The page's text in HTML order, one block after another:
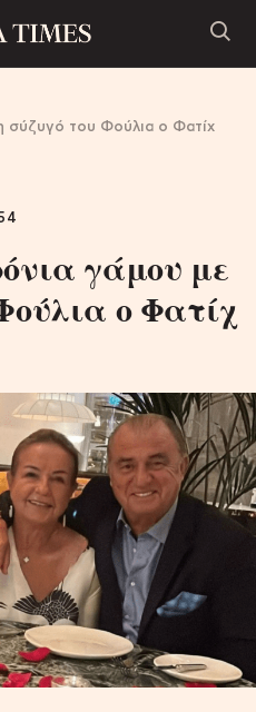
σύζυγό του Φούλια ο Φατίχ
γάμου με
ο Φατίχ